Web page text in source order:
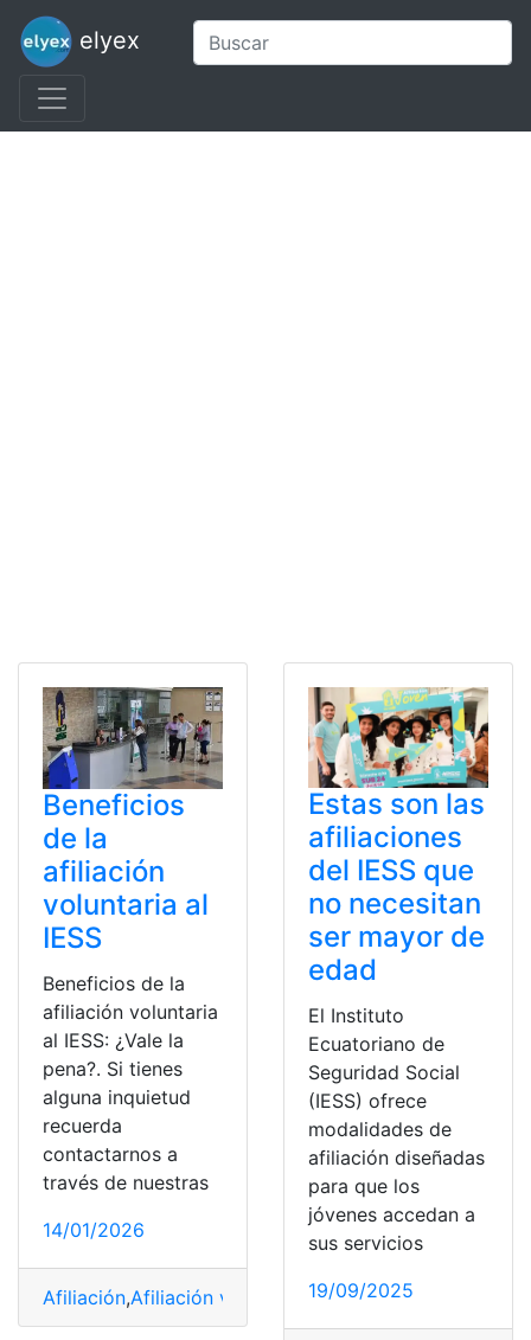
elyex
Beneficios
de la
afiliación
voluntaria al
IESS
Beneficios de la
afiliación voluntaria
al IESS: ¿Vale la
pena?. Si tienes
alguna inquietud
recuerda
contactarnos a
través de nuestras
14/01/2026
Afiliación,Afiliación voluntaria ,Beneficios,IESS
Estas son las
afiliaciones
del IESS que
no necesitan
ser mayor de
edad
El Instituto
Ecuatoriano de
Seguridad Social
(IESS) ofrece
modalidades de
afiliación diseñadas
para que los
jóvenes accedan a
sus servicios
19/09/2025